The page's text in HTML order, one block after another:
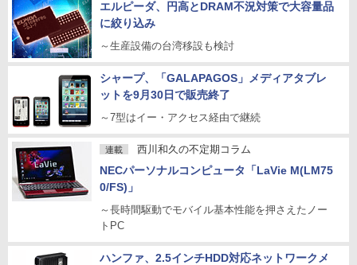
エルピーダ、円高とDRAM不況対策で大容量品
に絞り込み
～生産設備の台湾移設も検討
シャープ、「GALAPAGOS」メディアタブレ
ットを9月30日で販売終了
～7型はイー・アクセス経由で継続
連載 西川和久の不定期コラム
NECパーソナルコンピュータ「LaVie M(LM75
0/FS)」
～長時間駆動でモバイル基本性能を押さえたノー
トPC
ハンファ、2.5インチHDD対応ネットワークメ